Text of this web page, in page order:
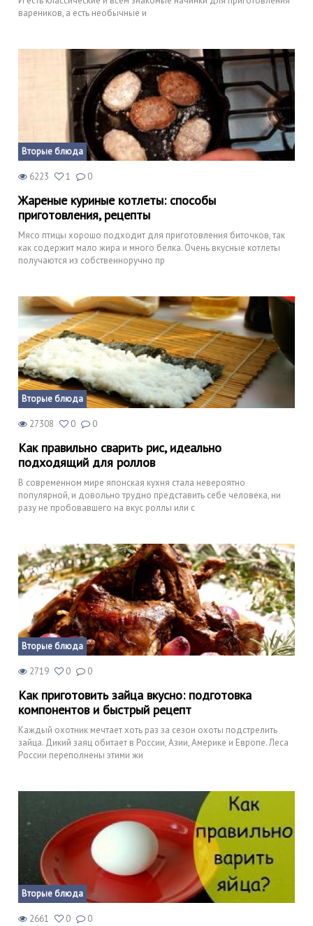
вареников, а есть необычные и
Вторые блюда
6223 1 0
Жареные куриные котлеты: способы
приготовления, рецепты
Мясо птицы хорошо подходит для приготовления биточков, так
как содержит мало жира и много белка. Очень вкусные котлеты
получаются из собственноручно пр
Вторые блюда
27308 0 0
Как правильно сварить рис, идеально
подходящий для роллов
В современном мире японская кухня стала невероятно
популярной, и довольно трудно представить себе человека, ни
разу не пробовавшего на вкус роллы или с
Вторые блюда
2719 0 0
Как приготовить зайца вкусно: подготовка
компонентов и быстрый рецепт
Каждый охотник мечтает хоть раз за сезон охоты подстрелить
зайца. Дикий заяц обитает в России, Азии, Америке и Европе. Леса
России переполнены этими жи
Вторые блюда
2661 0 0